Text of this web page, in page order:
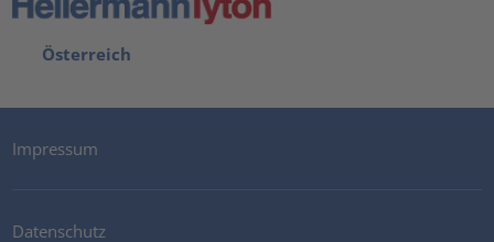
Österreich
Impressum
Datenschutz